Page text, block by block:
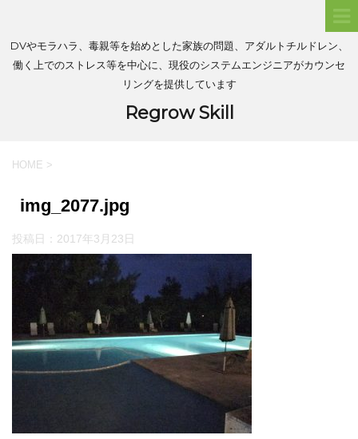
DVやモラハラ、毒親等を始めとした家族の問題、アダルトチルドレン、
働く上でのストレス等を中心に、現役のシステムエンジニアがカウンセ
リングを提供しています
Regrow Skill
HOME >
img_2077.jpg
投稿日： 2017年3月23日